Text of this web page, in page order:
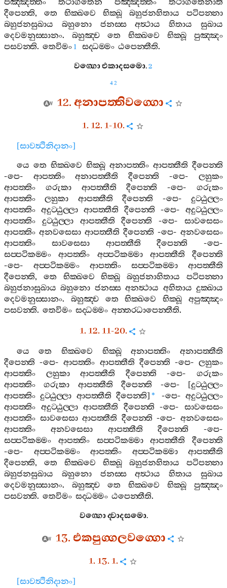
පඤ‍්ඤත‍්තං තථාගතෙන පඤ‍්ඤත‍්තං
තථාගතෙනාති
දීපෙන‍්ති, තෙ භික‍්ඛවෙ භික‍්ඛූ බහුජනහිතාය
පටිපන‍්නා
බහුජනසුඛාය
බහුනො ජනස‍්ස අත්‍ථාය හිතාය
සුඛාය
දෙවමනුස‍්සානං. බහුඤ‍්ච තෙ භික‍්ඛවෙ භික‍්ඛූ
පුඤ‍්ඤං
පසවන‍්ති. තෙවිමං 1 සද‍්ධම‍්මං ඨපෙන‍්තීති.
වග‍්ගොඑකාදසමො.2
42
12.අනාපත‍්තිවග‍්ගො
1. 12. 1-10.
[සාවත්‍ථිනිදානං]
යෙ තෙ භික‍්ඛවෙ භික‍්ඛූ අනාපත‍්තිං ආපත‍්තීති දීපෙන‍්ති
-පෙ- ආපත‍්තිං අනාපත‍්තීති දීපෙන‍්ති -පෙ- ලහුකං
ආපත‍්තිං
ගරුකා ආපත‍්තීති දීපෙන‍්ති -පෙ-ගරුකං
ආපත‍්තිං
ලහුකා ආපත‍්තීති දීපෙන‍්ති -පෙ-දුට‍්ඨුල‍්ලං
ආපත‍්තිං අදුට‍්ඨුල‍්ලා ආපත‍්තීති දීපෙන‍්ති -පෙ- අදුට‍්ඨුල‍්ලං
ආපත‍්තිං
දුට‍්ඨුල‍්ලා ආපත‍්තීති දීපෙන‍්ති -පෙ-සාවසෙසං
ආපත‍්තිං අනවසෙසා ආපත‍්තීති දීපෙන‍්ති -පෙ- අනවසෙසං
ආපත‍්තිං
සාවසෙසා ආපත‍්තීති දීපෙන‍්ති -පෙ-
සප‍්පටිකම‍්මං
ආපත‍්තිං අප‍්පටිකම‍්මා ආපත‍්තීති
දීපෙන‍්ති
-පෙ- අප‍්පටිකම‍්මං ආපත‍්තිං සප‍්පටිකම‍්මා
ආපත‍්තීති
දීපෙන‍්ති, තෙ භික‍්ඛවෙ භික‍්ඛූ බහුජනාහිතාය
පටිපන‍්නා
බහුජනාසුඛාය බහුනො ජනස‍්ස අනත්‍ථාය අහිතාය දුක‍්ඛාය
දෙවමනුස‍්සානං. බහුඤ‍්ච තෙ භික‍්ඛවෙ භික‍්ඛූ
අපුඤ‍්ඤං
පසවන‍්ති. තෙවිමං සද‍්ධම‍්මං අන‍්තරධාපෙන‍්තීති.
1. 12. 11-20.
යෙ තෙ භික‍්ඛවෙ භික‍්ඛූ අනාපත‍්තිං
අනාපත‍්තීති
දීපෙන‍්ති -පෙ-ආපත‍්තිං ආපත‍්තීති දීපෙන‍්ති -පෙ-ලහුකං
ආපත‍්තිං
ලහුකා ආපත‍්තීති දීපෙන‍්ති -පෙ-ගරුකං
ආපත‍්තිං
ගරුකා ආපත‍්තීති දීපෙන‍්ති -පෙ- [දුට‍්ඨුල‍්ලං
ආපත‍්තිං දුට‍්ඨුල‍්ලා ආපත‍්තීති දීපෙන‍්ති] * -පෙ-අදුට‍්ඨුල‍්ලං
ආපත‍්තිං අදුට‍්ඨුල‍්ලා ආපත‍්තීති දීපෙන‍්ති -පෙ-සාවසෙසං
ආපත‍්තිං සාවසෙසා ආපත‍්තීති දීපෙන‍්ති -පෙ-අනවසෙසං
ආපත‍්තිං
අනවසෙසා ආපත‍්තීති දීපෙන‍්ති -පෙ-
සප‍්පටිකම‍්මං
ආපත‍්තිං සප‍්පටිකම‍්මා ආපත‍්තීති
දීපෙන‍්ති
-පෙ- අප‍්පටිකම‍්මං ආපත‍්තිං අප‍්පටිකම‍්මා
ආපත‍්තීති
දීපෙන‍්ති, තෙ භික‍්ඛවෙ භික‍්ඛූ බහුජනහිතාය
පටිපන‍්නා
බහුජනසුඛාය
බහුනො ජනස‍්ස අත්‍ථාය හිතාය
සුඛාය
දෙවමනුස‍්සානං. බහුඤ‍්ච තෙ භික‍්ඛවෙ භික‍්ඛූ
පුඤ‍්ඤං
පසවන‍්ති. තෙවිමං සද‍්ධම‍්මං ඨපෙන‍්තීති.
වග‍්ගොද‍්වාදසමො.
13.එකපුග‍්ගලවග‍්ගො
1. 13. 1.
[සාවත්‍ථිනිදානං]